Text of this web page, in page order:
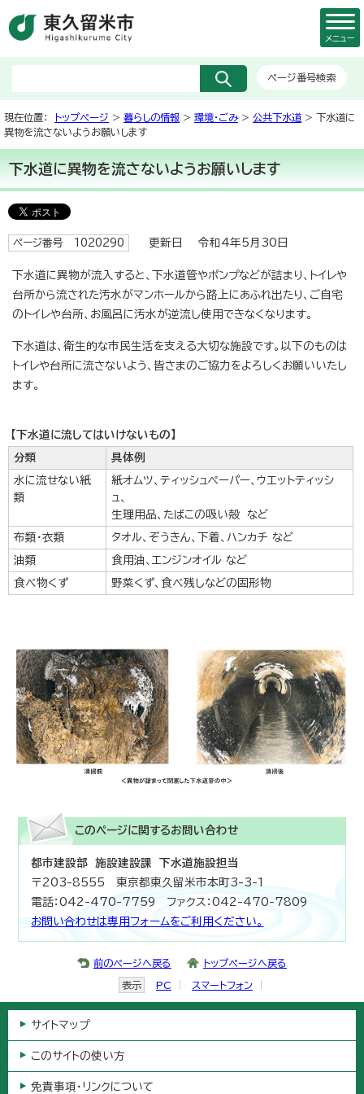
ページ番号検索
メニュー
現在位置： トップページ > 暮らしの情報 > 環境・ごみ> 公共下水道 > 下水道に
異物を流さないようお願いします
下水道に異物を流さないようお願いします
ページ番号 1020290 更新日 令和4年5月30日
下水道に異物が流入すると、下水道管やポンプなどが詰まり、トイレや
台所から流された汚水がマンホールから路上にあふれ出たり、ご自宅
のトイレや台所、お風呂に汚水が逆流し使用できなくなります。
下水道は、衛生的な市民生活を支える大切な施設です。以下のものは
トイレや台所に流さないよう、皆さまのご協力をよろしくお願いいたし
ます。
【下水道に流してはいけないもの】
分類
具体例
水に流せない紙
類
紙オムツ、ティッシュペーパー、ウエットティッシ
ュ、
生理用品、たばこの吸い殻 など
布類・衣類
タオル、ぞうきん、下着、ハンカチ など
油類
食用油、エンジンオイル など
食べ物くず
野菜くず、食べ残しなどの固形物
このページに関するお問い合わせ
都市建設部 施設建設課 下水道施設担当
〒203-8555 東京都東久留米市本町3-3-1
電話：042-470-7759 ファクス：042-470-7809
お問い合わせは専用フォームをご利用ください。
前のページへ戻る トップページへ戻る
表示 PC スマートフォン
サイトマップ
このサイトの使い方
免責事項・リンクについて